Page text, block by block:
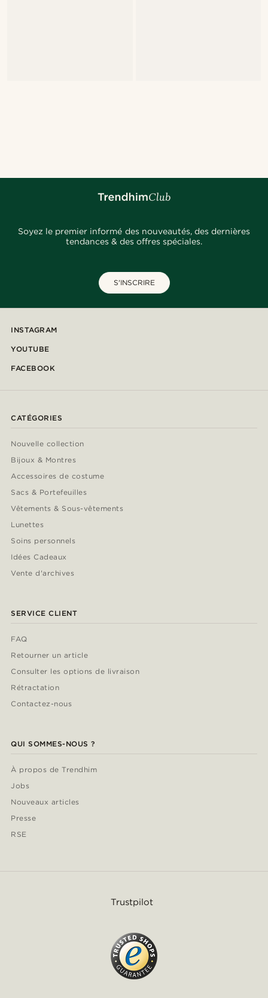
Soyez le premier informé des nouveautés, des dernières
tendances & des offres spéciales.
S'INSCRIRE
INSTAGRAM
YOUTUBE
FACEBOOK
CATÉGORIES
Nouvelle collection
Bijoux & Montres
Accessoires de costume
Sacs & Portefeuilles
Vêtements & Sous-vêtements
Lunettes
Soins personnels
Idées Cadeaux
Vente d'archives
SERVICE CLIENT
FAQ
Retourner un article
Consulter les options de livraison
Rétractation
Contactez-nous
QUI SOMMES-NOUS ?
À propos de Trendhim
Jobs
Nouveaux articles
Presse
RSE
Trustpilot